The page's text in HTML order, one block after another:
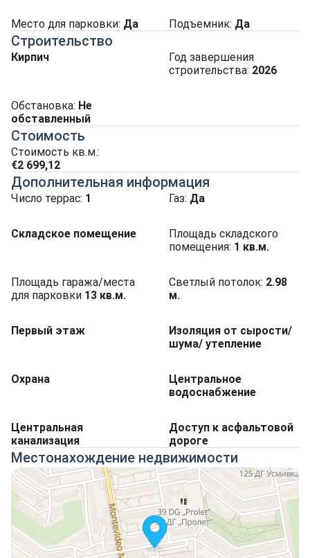
Место для парковки: Да Подъемник: Да
Строительство
Кирпич
Год завершения
строительства: 2026
Обстановка: Не
обставленный
Стоимость
Стоимость кв.м.:
€2 699,12
Дополнительная информация
Число террас: 1 Газ: Да
Складское помещение
Площадь складского
помещения: 1 кв.м.
Площадь гаража/места
для парковки 13 кв.м.
Светлый потолок: 2.98
м.
Первый этаж
Изоляция от сырости/
шума/ утепление
Охрана
Центральное
водоснабжение
Центральная
канализация
Доступ к асфальтовой
дороге
Местонахождение недвижимости